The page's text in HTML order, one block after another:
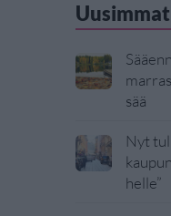
Uusimmat
sää
Nyt
helle”